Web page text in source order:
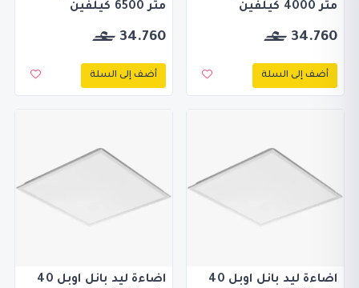
متر 4000 كيلفين
34.760
أضف إلى السلة
متر 6500 كيلفين
34.760
أضف إلى السلة
اضاءة ليد بانل اوبل 40
اضاءة ليد بانل اوبل 40